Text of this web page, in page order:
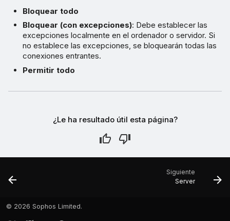
Bloquear todo
Bloquear (con excepciones): Debe establecer las
excepciones localmente en el ordenador o servidor. Si
no establece las excepciones, se bloquearán todas las
conexiones entrantes.
Permitir todo
¿Le ha resultado útil esta página?
Siguiente
Server
© 2026 Sophos Limited.